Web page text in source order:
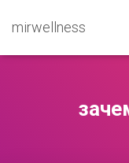
mirwellness